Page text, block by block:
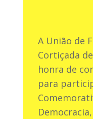
A União de
Cortiçada
honra de
para